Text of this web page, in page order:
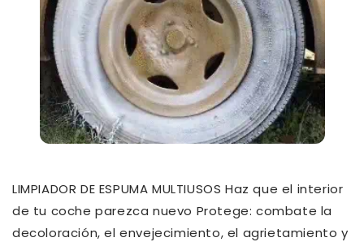
LIMPIADOR DE ESPUMA MULTIUSOS Haz que el interior
de tu coche parezca nuevo Protege: combate la
decoloración, el envejecimiento, el agrietamiento y